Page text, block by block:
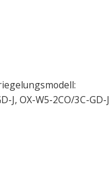
J, OX-W5-2CO/3C-GD-J